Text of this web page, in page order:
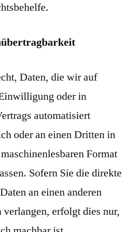
Daten, die wir auf
oder in
automatisiert
oder an einen Dritten in
Format
Sofern Sie die direkte
an einen anderen
erfolgt dies nur,